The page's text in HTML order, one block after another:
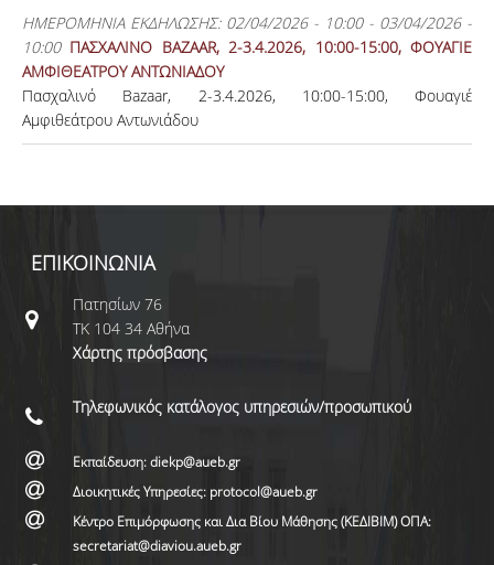
ΗΜΕΡΟΜΗΝΙΑ ΕΚΔΗΛΩΣΗΣ: 02/04/2026 - 10:00- 03/04/2026 -
10:00 ΠΑΣΧΑΛΙΝΟ BAZAAR, 2-3.4.2026, 10:00-15:00, ΦΟΥΑΓΙΕ
ΑΜΦΙΘΕΑΤΡΟΥ ΑΝΤΩΝΙΑΔΟΥ
Πασχαλινό Bazaar, 2-3.4.2026, 10:00-15:00, Φουαγιέ
Αμφιθεάτρου Αντωνιάδου
ΕΠΙΚΟΙΝΩΝΙΑ
Πατησίων 76
ΤΚ 104 34 Αθήνα
Χάρτης πρόσβασης
Τηλεφωνικός κατάλογος υπηρεσιών/προσωπικού
Εκπαίδευση: diekp@aueb.gr
Διοικητικές Υπηρεσίες: protocol@aueb.gr
Κέντρο Επιμόρφωσης και Δια Βίου Μάθησης (ΚΕΔΙΒΙΜ) ΟΠΑ:
secretariat@diaviou.aueb.gr